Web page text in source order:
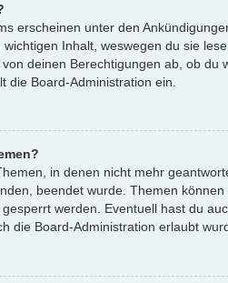
erscheinen unter den
Inhalt, weswegen du sie
deinen Berechtigungen ab, ob du
die Board-Administration ein.
in denen nicht mehr
beendet wurde. Themen
werden. Eventuell hast du
die Board-Administration erlaubt